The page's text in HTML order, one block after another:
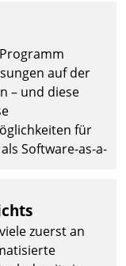
erwarten: Allein
ist es nicht
Unternehmen
hinterfragen
auf der
– und diese
für
Software-as-a-
zuerst an